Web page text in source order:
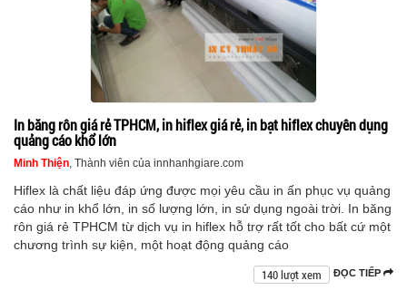
In băng rôn giá rẻ TPHCM, in hiflex giá rẻ, in bạt hiflex chuyên dụng
quảng cáo khổ lớn
Minh Thiện, Thành viên của innhanhgiare.com
Hiflex là chất liệu đáp ứng được mọi yêu cầu in ấn phục vụ quảng
cáo như in khổ lớn, in số lượng lớn, in sử dụng ngoài trời. In băng
rôn giá rẻ TPHCM từ dịch vụ in hiflex hỗ trợ rất tốt cho bất cứ một
chương trình sự kiện, một hoạt động quảng cáo
ĐỌC TIẾP
140 lượt xem